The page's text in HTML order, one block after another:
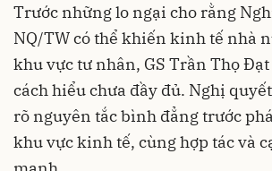
Trước những lo ngại cho rằng
NQ/TW có thể khiến kinh tế nhà
khu vực tư nhân, GS Trần Thọ
cách hiểu chưa đầy đủ. Nghị
rõ nguyên tắc bình đẳng trước
khu vực kinh tế, cùng hợp tác và